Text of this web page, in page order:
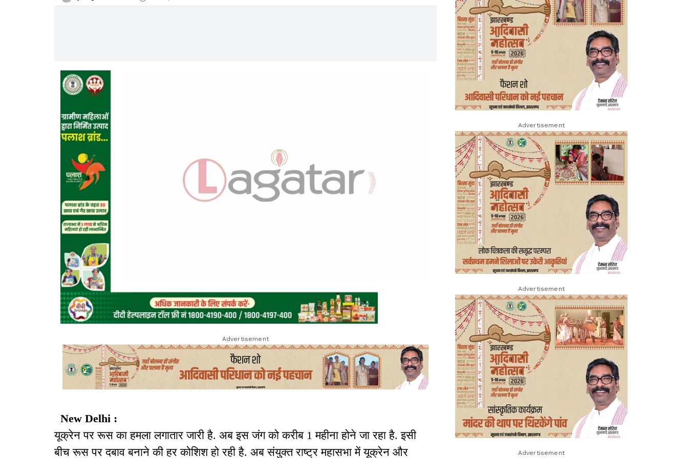
Advertisement
New Delhi :
यूक्रेन पर रूस का हमला लगातार जारी है. अब इस जंग को करीब 1 महीना होने जा रहा है. इसी
बीच रूस पर दबाव बनाने की हर कोशिश हो रही है. अब संयुक्त राष्ट्र महासभा में यूक्रेन और
Advertisement
Advertisement
Advertisement